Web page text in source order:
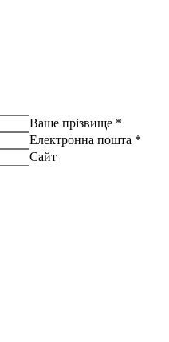
Ваше прізвище *
Електронна пошта *
Сайт